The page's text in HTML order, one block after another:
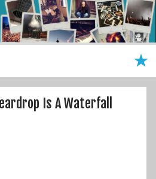
Is A Waterfall